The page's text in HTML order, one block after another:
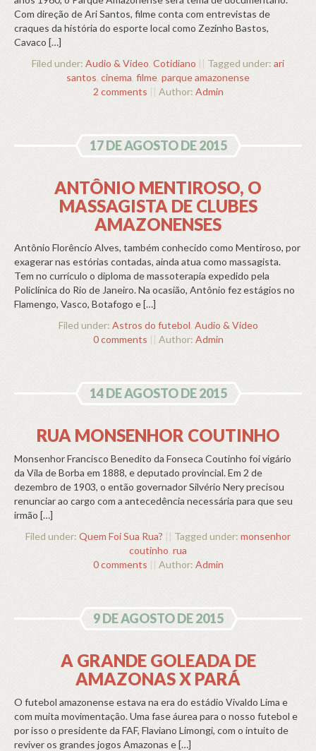
Com direção de Ari Santos, filme conta com entrevistas de
craques da história do esporte local como Zezinho Bastos,
Cavaco […]
Filed under: Audio & Video, Cotidiano || Tagged under: ari
santos, cinema, filme, parque amazonense
2 comments || Author: Admin
17 DE AGOSTO DE 2015
ANTÔNIO MENTIROSO, O
MASSAGISTA DE CLUBES
AMAZONENSES
Antônio Florêncio Alves, também conhecido como Mentiroso, por
exagerar nas estórias contadas, ainda atua como massagista.
Tem no currículo o diploma de massoterapia expedido pela
Policlínica do Rio de Janeiro. Na ocasião, Antônio fez estágios no
Flamengo, Vasco, Botafogo e […]
Filed under: Astros do futebol, Audio & Video
0 comments || Author: Admin
14 DE AGOSTO DE 2015
RUA MONSENHOR COUTINHO
Monsenhor Francisco Benedito da Fonseca Coutinho foi vigário
da Vila de Borba em 1888, e deputado provincial. Em 2 de
dezembro de 1903, o então governador Silvério Nery precisou
renunciar ao cargo com a antecedência necessária para que seu
irmão […]
Filed under: Quem Foi Sua Rua? || Tagged under: monsenhor
coutinho, rua
0 comments || Author: Admin
9 DE AGOSTO DE 2015
A GRANDE GOLEADA DE
AMAZONAS X PARÁ
O futebol amazonense estava na era do estádio Vivaldo Lima e
com muita movimentação. Uma fase áurea para o nosso futebol e
por isso o presidente da FAF, Flaviano Limongi, com o intuito de
reviver os grandes jogos Amazonas e […]